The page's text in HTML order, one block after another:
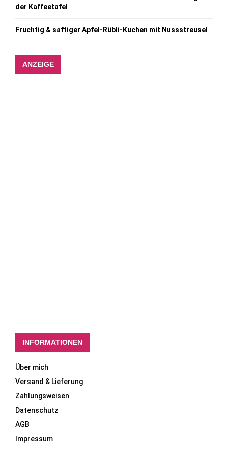
der Kaffeetafel
Fruchtig & saftiger Apfel-Rübli-Kuchen mit Nussstreusel
ANZEIGE
INFORMATIONEN
Über mich
Versand & Lieferung
Zahlungsweisen
Datenschutz
AGB
Impressum